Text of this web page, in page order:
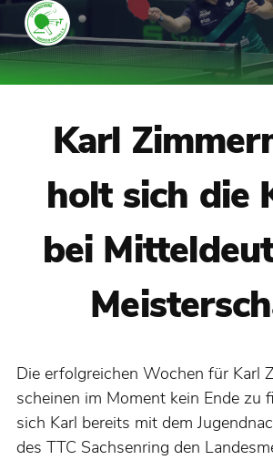
Karl
holt sich die
bei
Die erfolgreichen Wochen für Karl
scheinen im Moment kein Ende zu
sich Karl bereits mit dem
des TTC Sachsenring den